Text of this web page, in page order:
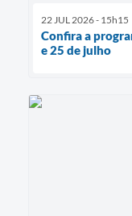
22 JUL 2026 - 15h15
Confira a
e 25 de julho